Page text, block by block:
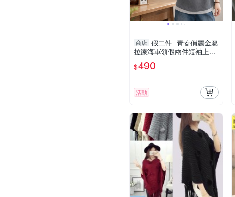
商店 假二件--青春俏麗金屬
拉鍊海軍領假兩件短袖上衣
(黑.灰L-3L)-U873眼圈熊中
大尺碼
$490
活動